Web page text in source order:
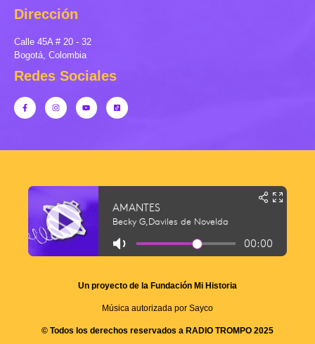
Dirección
Calle 45A # 20 - 32
Bogotá, Colombia
Redes Sociales
Un proyecto de la Fundación Mi Historia
Música autorizada por Sayco
© Todos los derechos reservados a RADIO TROMPO 2025